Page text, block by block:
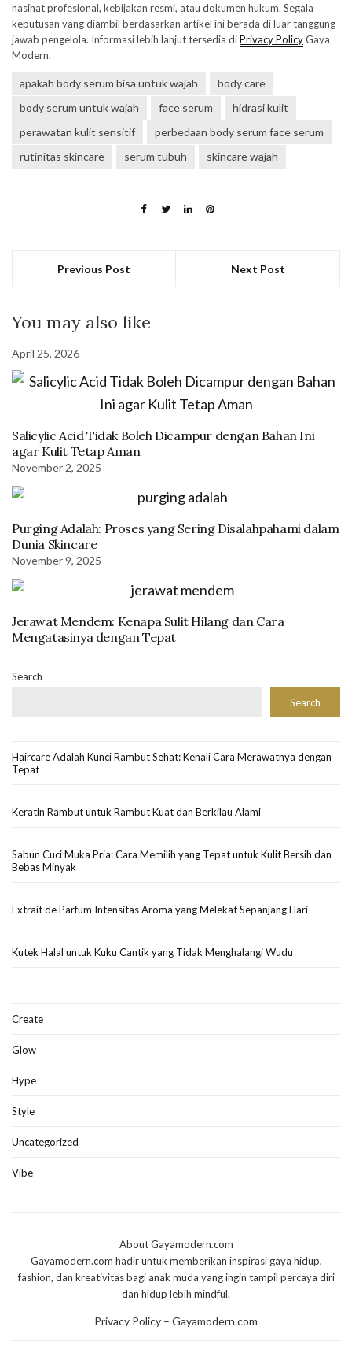
nasihat profesional, kebijakan resmi, atau dokumen hukum. Segala
keputusan yang diambil berdasarkan artikel ini berada di luar tanggung
jawab pengelola. Informasi lebih lanjut tersedia diPrivacy PolicyGaya
Modern.
apakah body serum bisa untuk wajah
body care
body serum untuk wajah
face serum
hidrasi kulit
perawatan kulit sensitif
perbedaan body serum face serum
rutinitas skincare
serum tubuh skincare wajah
Previous Post Next Post
You may also like
April 25, 2026
Salicylic Acid Tidak Boleh Dicampur dengan Bahan Ini
agar Kulit Tetap Aman
November 2, 2025
Purging Adalah: Proses yang Sering Disalahpahami dalam
Dunia Skincare
November 9, 2025
Jerawat Mendem: Kenapa Sulit Hilang dan Cara
Mengatasinya dengan Tepat
Search
Search
Haircare Adalah Kunci Rambut Sehat: Kenali Cara Merawatnya dengan
Tepat
Keratin Rambut untuk Rambut Kuat dan Berkilau Alami
Sabun Cuci Muka Pria: Cara Memilih yang Tepat untuk Kulit Bersih dan
Bebas Minyak
Extrait de Parfum Intensitas Aroma yang Melekat Sepanjang Hari
Kutek Halal untuk Kuku Cantik yang Tidak Menghalangi Wudu
Create
Glow
Hype
Style
Uncategorized
Vibe
About Gayamodern.com
Gayamodern.com hadir untuk memberikan inspirasi gaya hidup,
fashion, dan kreativitas bagi anak muda yang ingin tampil percaya diri
dan hidup lebih mindful.
Privacy Policy – Gayamodern.com